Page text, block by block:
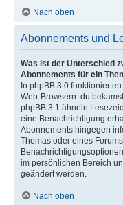
Nach oben
Abonnements und
Was ist der Unterschied
Abonnements für ein
In phpBB 3.0
Web-Browsern: du
phpBB 3.1 ähneln
eine Benachrichtigung
Abonnements hingegen
Themas oder eines
im persönlichen Bereich
geändert werden.
Nach oben